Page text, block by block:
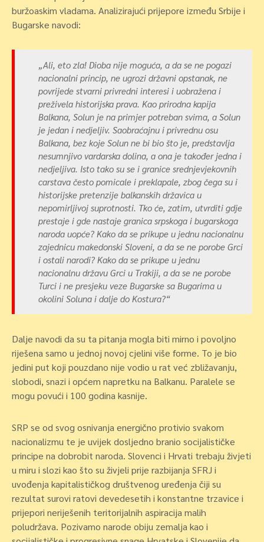
buržoaskim vladama. Analizirajući prijepore između Srbije i
Bugarske navodi:
„Ali, eto zla! Dioba nije moguća, a da se ne pogazi
nacionalni princip, ne ugrozi državni opstanak, ne
povrijede stvarni privredni interesi i uobražena i
preživela historijska prava. Kao prirodna kapija
Balkana, Solun je na primjer potreban svima, a Solun
je jedan i nedjeljiv. Saobraćajnu i privrednu osu
Balkana, bez koje Solun ne bi bio što je, predstavlja
nesumnjivo vardarska dolina, a ona je također jedna i
nedjeljiva. Isto tako su se i granice srednjevjekovnih
carstava često pomicale i preklapale, zbog čega su i
historijske pretenzije balkanskih državica u
nepomirljivoj suprotnosti. Tko će, zatim, utvrditi gdje
prestaje i gde nastaje granica srpskoga i bugarskoga
naroda uopće? Kako da se prikupe u jednu nacionalnu
zajednicu makedonski Sloveni, a da se ne porobe Grci
i ostali narodi? Kako da se prikupe u jednu
nacionalnu državu Grci u Trakiji, a da se ne porobe
Turci i ne presjeku veze Bugarske sa Bugarima u
okolini Soluna i dalje do Kostura?“
Dalje navodi da su ta pitanja mogla biti mirno i povoljno
riješena samo u jednoj novoj cjelini više forme. To je bio
jedini put koji pouzdano nije vodio u rat već zbližavanju,
slobodi, snazi i općem napretku na Balkanu. Paralele se
mogu povući i 100 godina kasnije.
SRP se od svog osnivanja energično protivio svakom
nacionalizmu te je uvijek dosljedno branio socijalističke
principe na dobrobit naroda. Slovenci i Hrvati trebaju živjeti
u miru i slozi kao što su živjeli prije razbijanja SFRJ i
uvođenja kapitalističkog društvenog uređenja čiji su
rezultat surovi ratovi devedesetih i konstantne trzavice i
prijepori neriješenih teritorijalnih aspiracija malih
poludržava. Pozivamo narode obiju zemalja kao i